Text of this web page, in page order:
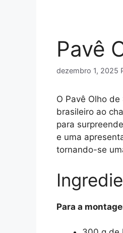
Pavê
dezembro 1, 2025
O Pavê Olho
brasileiro ao
para
e uma
tornando-se
Para a